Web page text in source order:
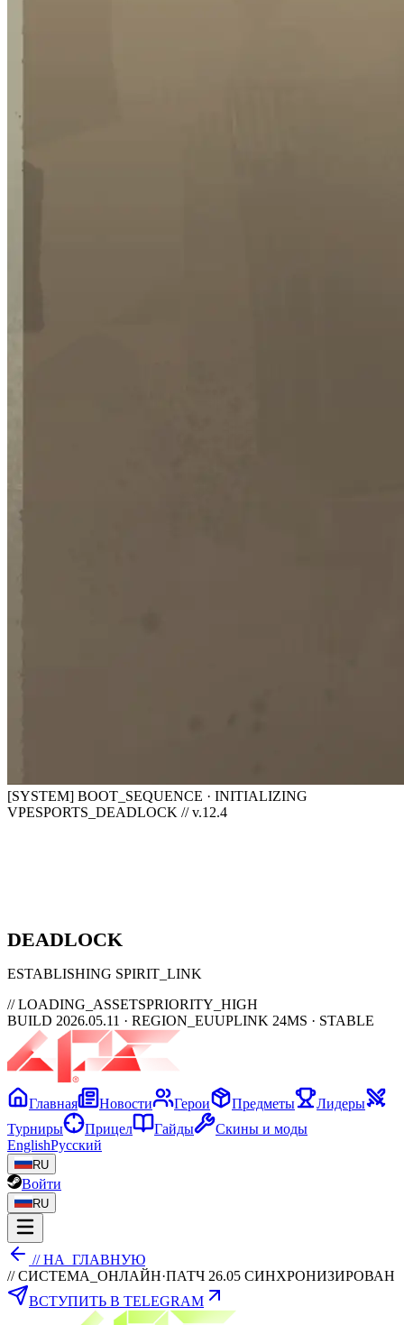
[SYSTEM] BOOT_SEQUENCE · INITIALIZING
VPESPORTS_DEADLOCK // v.12.4
DEADLOCK
ESTABLISHING SPIRIT_LINK
// LOADING_ASSETSPRIORITY_HIGH
BUILD 2026.05.11 · REGION_EUUPLINK 24MS · STABLE
Главная Новости Герои Предметы
Лидеры
Турниры
Прицел Гайды
Скины и моды
EnglishРусский
RU
Войти
RU
// НА_ГЛАВНУЮ
// СИСТЕМА_ОНЛАЙН·ПАТЧ 26.05 СИНХРОНИЗИРОВАН
ВСТУПИТЬ В TELEGRAM